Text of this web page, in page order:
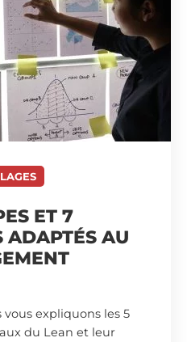
ET 7
ADAPTÉS AU
expliquons les 5
du Lean et leur